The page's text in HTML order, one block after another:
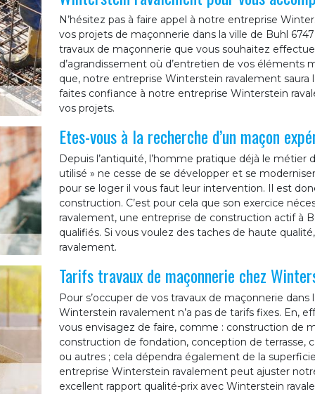
N’hésitez pas à faire appel à notre entreprise
vos projets de maçonnerie dans la ville de Buhl
travaux de maçonnerie que vous souhaitez
d’agrandissement où d’entretien de vos éléments
que, notre entreprise Winterstein ravalement saura
faites confiance à notre entreprise Winterstein
vos projets.
Etes-vous à la recherche d’un maçon
Depuis l’antiquité, l’homme pratique déjà le
utilisé » ne cesse de se développer et se
pour se loger il vous faut leur intervention. Il est
construction. C’est pour cela que son exercice
ravalement, une entreprise de construction actif à
qualifiés. Si vous voulez des taches de haute
ravalement.
Tarifs travaux de maçonnerie chez
Pour s’occuper de vos travaux de maçonnerie
Winterstein ravalement n’a pas de tarifs fixes. En,
vous envisagez de faire, comme : construction de
construction de fondation, conception de terrasse,
ou autres ; cela dépendra également de la
entreprise Winterstein ravalement peut ajuster
excellent rapport qualité-prix avec Winterstein